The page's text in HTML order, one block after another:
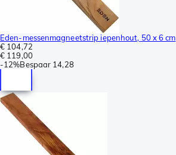
Eden-messenmagneetstrip iepenhout, 50 x 6 cm
€ 104,72
€ 119,00
-12%Bespaar 14,28